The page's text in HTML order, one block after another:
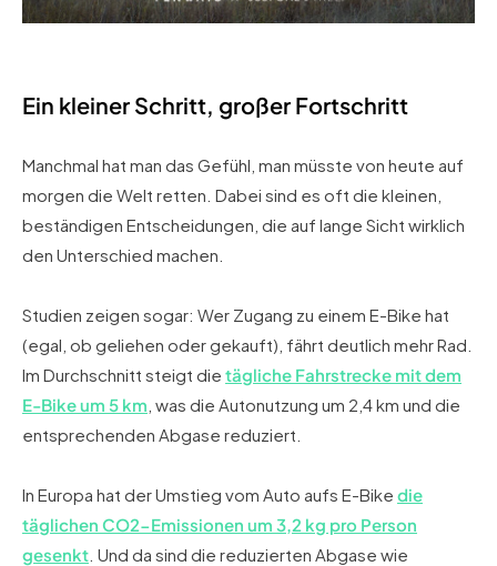
Ein kleiner Schritt, großer Fortschritt
Manchmal hat man das Gefühl, man müsste von heute auf
morgen die Welt retten. Dabei sind es oft die kleinen,
beständigen Entscheidungen, die auf lange Sicht wirklich
den Unterschied machen.
Studien zeigen sogar: Wer Zugang zu einem E-Bike hat
(egal, ob geliehen oder gekauft), fährt deutlich mehr Rad.
Im Durchschnitt steigt die tägliche Fahrstrecke mit dem
E-Bike um 5 km , was die Autonutzung um 2,4 km und die
entsprechenden Abgase reduziert.
In Europa hat der Umstieg vom Auto aufs E-Bike die
täglichen CO2-Emissionen um 3,2 kg pro Person
gesenkt . Und da sind die reduzierten Abgase wie